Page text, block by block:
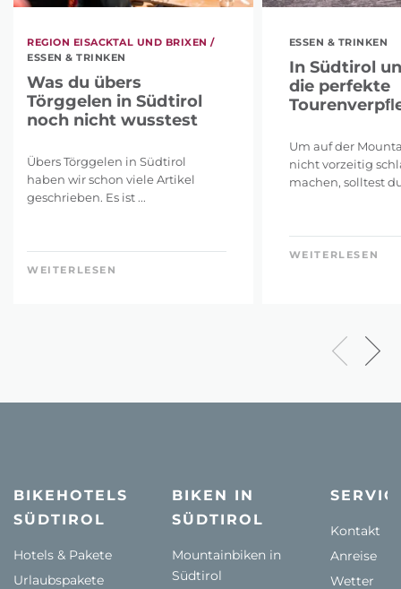
REGION EISACKTAL UND BRIXEN /
ESSEN & TRINKEN
Was du übers
Törggelen in Südtirol
noch nicht wusstest
Übers Törggelen in Südtirol
haben wir schon viele Artikel
geschrieben. Es ist ...
WEITERLESEN
ESSEN & TRINKEN
In Südtirol
die perfekte
Um auf der
nicht vorzeitig
machen, solltest
WEITERLESEN
BIKEHOTELS
SÜDTIROL
Hotels & Pakete
Urlaubspakete
BIKEN IN
SÜDTIROL
Mountainbiken in
Südtirol
Kontakt
Anreise
Wetter